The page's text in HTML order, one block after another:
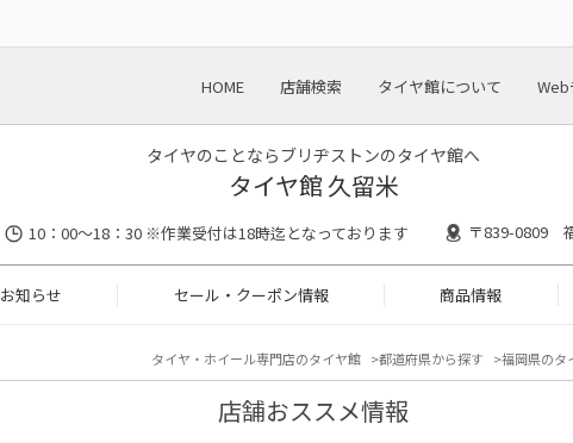
HOME 店舗検索 タイヤ館について Web
タイヤのことならブリヂストンのタイヤ館へ
タイヤ館 久留米
10：00～18：30 ※作業受付は18時迄となっております 〒839-0809
お知らせ セール・クーポン情報 商品情報
タイヤ・ホイール専門店のタイヤ館 都道府県から探す 福岡県のタ
店舗おススメ情報